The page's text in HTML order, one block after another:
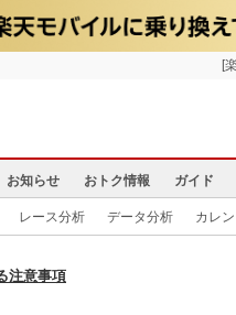
[
お知らせ おトク情報 ガイド
レース分析 データ分析 カレ
注意事項